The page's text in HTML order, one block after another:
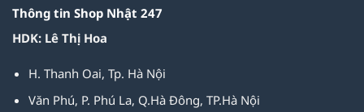
Thông tin Shop Nhật 247
HDK: Lê Thị Hoa
H. Thanh Oai, Tp. Hà Nội
Văn Phú, P. Phú La, Q.Hà Đông, TP.Hà Nội